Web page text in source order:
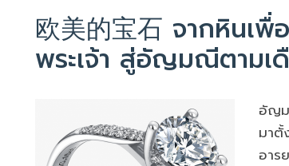
欧美的宝石 จากหินเพื่
พระเจ้า สู่อัญมณีตามเ
อัญม
มาตั้
อาร